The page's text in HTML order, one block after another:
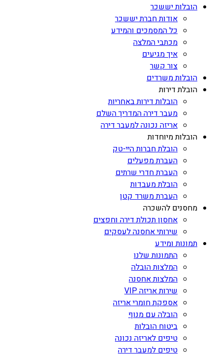
הובלות יששכר
אודות חברת יששכר
כל המסמכים והמידע
מכתבי המלצה
איך מגיעים
צור קשר
הובלות משרדים
הובלת דירות
הובלות דירות באחריות
מעבר דירה המדריך השלם
אריזה נכונה למעבר דירה
הובלות מיוחדות
הובלת חברות היי-טק
העברת מפעלים
העברת חדרי שרתים
הובלת מעבדות
העברת משרד קטן
מחסנים להשכרה
אחסון תכולת דירה וחפצים
שירותי אחסנה לעסקים
תמונות ומידע
התמונות שלנו
המלצות הובלה
המלצות אחסנה
שירות אריזה VIP
אספקת חומרי אריזה
הובלה עם מנוף
ביטוח הובלות
טיפים לאריזה נכונה
טיפים למעבר דירה